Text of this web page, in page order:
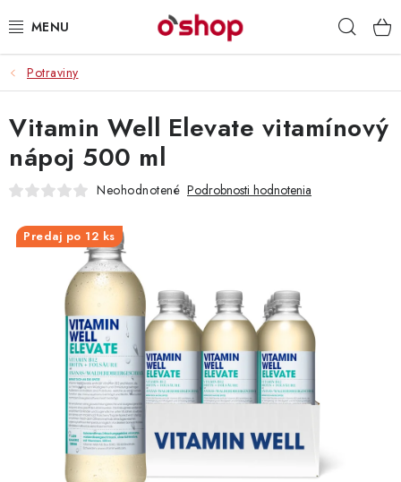
na
OSOBNÁ STAROSTLIVOSŤ
POTRAVINY
HRAČKY 🧸
ZACHRÁŇTE PRODUKTY
ZNAČKY
Doprava a platby
Obchodné podmienky
Podmienky ochrany osobných údajov
Servis a reklamácia
Vrátanie tovaru
Kontakty
Potraviny
Vitamin Well Elevate vitamínový
nápoj 500 ml
Neohodnotené Podrobnosti hodnotenia
Predaj po 12 ks